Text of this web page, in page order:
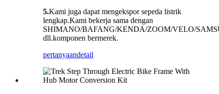
5.Kami juga dapat mengekspor sepeda listrik
lengkap.Kami bekerja sama dengan
SHIMANO/BAFANG/KENDA/ZOOM/VELO/
dll.komponen bermerek.
pertanyaandetail